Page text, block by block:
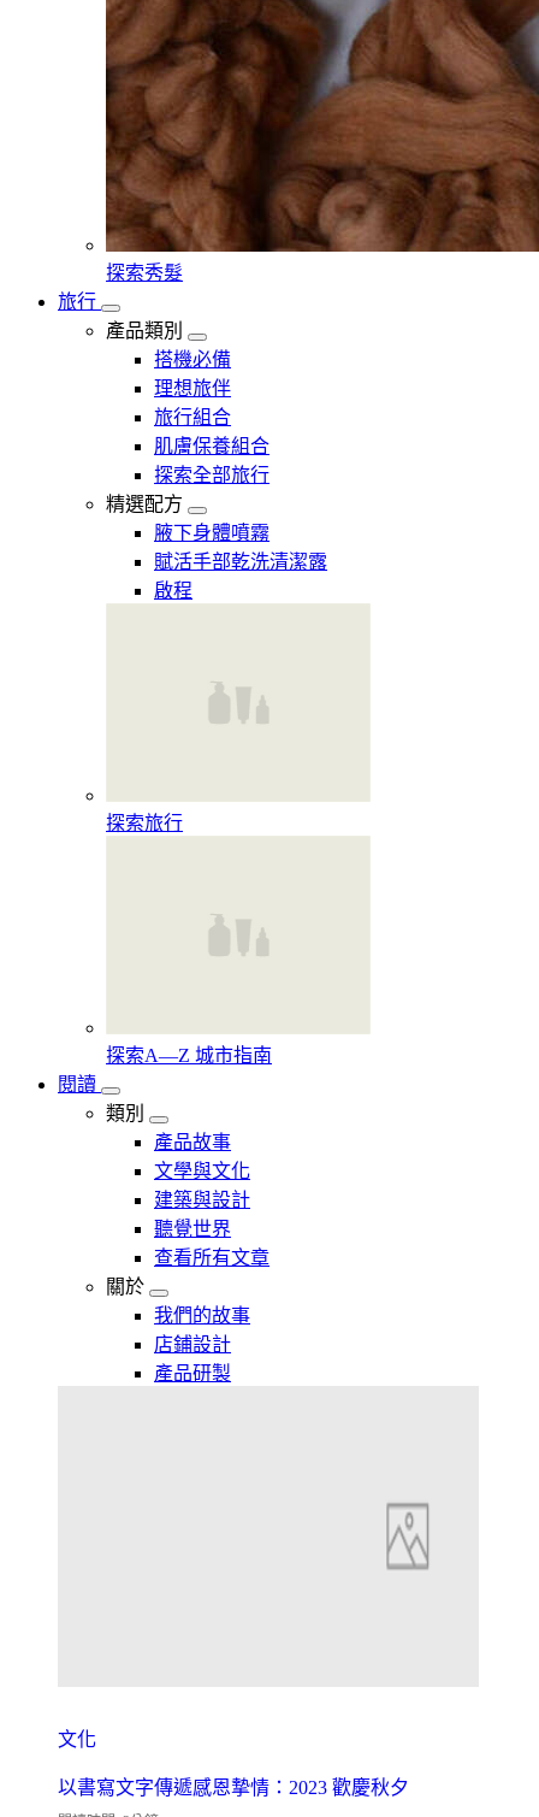
探索秀髮
旅行
產品類別
搭機必備
理想旅伴
旅行組合
肌膚保養組合
探索全部旅行
精選配方
腋下身體噴霧
賦活手部乾洗清潔露
啟程
探索旅行
探索A—Z 城市指南
閱讀
類別
產品故事
文學與文化
建築與設計
聽覺世界
查看所有文章
關於
我們的故事
店鋪設計
產品研製
文化
以書寫文字傳遞感恩摯情：2023 歡慶秋夕